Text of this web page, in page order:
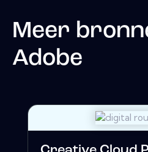
Meer
Adobe